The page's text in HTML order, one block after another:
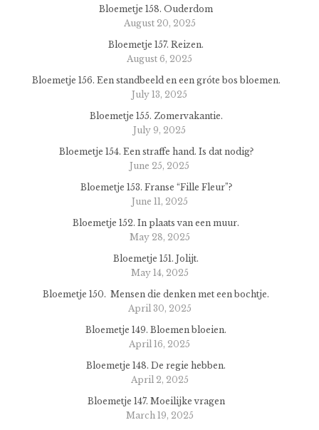
Bloemetje 158. Ouderdom
August 20, 2025
Bloemetje 157. Reizen.
August 6, 2025
Bloemetje 156. Een standbeeld en een gróte bos bloemen.
July 13, 2025
Bloemetje 155. Zomervakantie.
July 9, 2025
Bloemetje 154. Een straffe hand. Is dat nodig?
June 25, 2025
Bloemetje 153. Franse “Fille Fleur”?
June 11, 2025
Bloemetje 152. In plaats van een muur.
May 28, 2025
Bloemetje 151. Jolijt.
May 14, 2025
Bloemetje 150. Mensen die denken met een bochtje.
April 30, 2025
Bloemetje 149. Bloemen bloeien.
April 16, 2025
Bloemetje 148. De regie hebben.
April 2, 2025
Bloemetje 147. Moeilijke vragen
March 19, 2025